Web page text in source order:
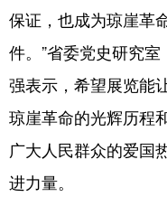
保证，也成为琼崖革
件。”省委党史研究
强表示，希望展览能
琼崖革命的光辉历程
广大人民群众的爱国
进力量。